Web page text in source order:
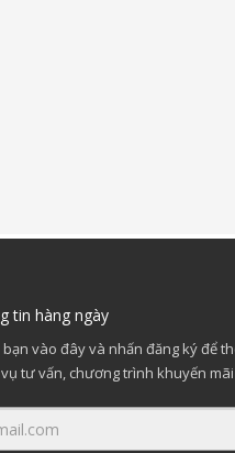
tin hàng ngày
vào đây và nhấn đăng ký để
tư vấn, chương trình khuyến mãi